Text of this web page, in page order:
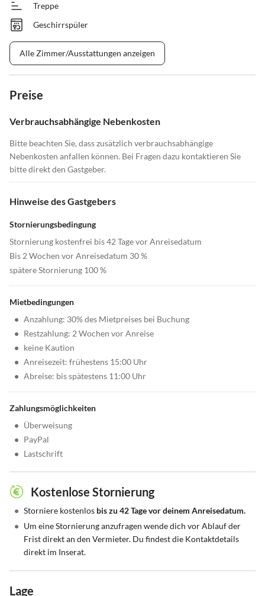
Treppe
Geschirrspüler
Alle Zimmer/Ausstattungen anzeigen
Preise
Verbrauchsabhängige Nebenkosten
Bitte beachten Sie, dass zusätzlich verbrauchsabhängige
Nebenkosten anfallen können. Bei Fragen dazu kontaktieren Sie
bitte direkt den Gastgeber.
Hinweise des Gastgebers
Stornierungsbedingung
Stornierung kostenfrei bis 42 Tage vor Anreisedatum
Bis 2 Wochen vor Anreisedatum 30 %
spätere Stornierung 100 %
Mietbedingungen
• Anzahlung: 30% des Mietpreises bei Buchung
• Restzahlung: 2 Wochen vor Anreise
• keine Kaution
• Anreisezeit: frühestens 15:00 Uhr
• Abreise: bis spätestens 11:00 Uhr
Zahlungsmöglichkeiten
• Überweisung
• PayPal
• Lastschrift
Kostenlose Stornierung
• Storniere kostenlos bis zu 42 Tage vor deinem Anreisedatum.
• Um eine Stornierung anzufragen wende dich vor Ablauf der
Frist direkt an den Vermieter. Du findest die Kontaktdetails
direkt im Inserat.
Lage